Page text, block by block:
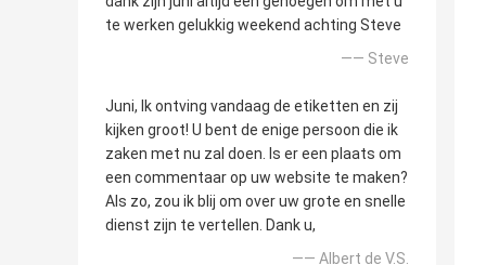
te werken gelukkig weekend achting Steve
—— Steve
Juni, Ik ontving vandaag de etiketten en zij
kijken groot! U bent de enige persoon die ik
zaken met nu zal doen. Is er een plaats om
een commentaar op uw website te maken?
Als zo, zou ik blij om over uw grote en snelle
dienst zijn te vertellen. Dank u,
—— Albert de V.S.